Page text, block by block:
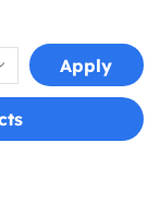
Apply